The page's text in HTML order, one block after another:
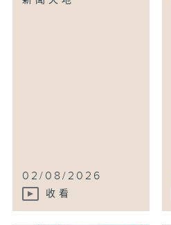
02/08/2026
收看